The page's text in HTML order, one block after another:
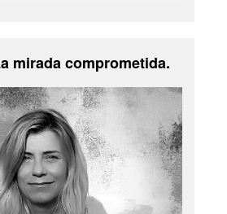
mirada comprometida.